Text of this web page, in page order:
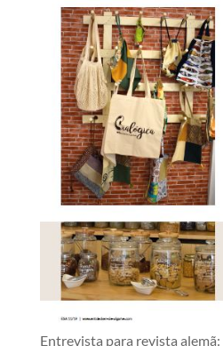
Entrevista para revista